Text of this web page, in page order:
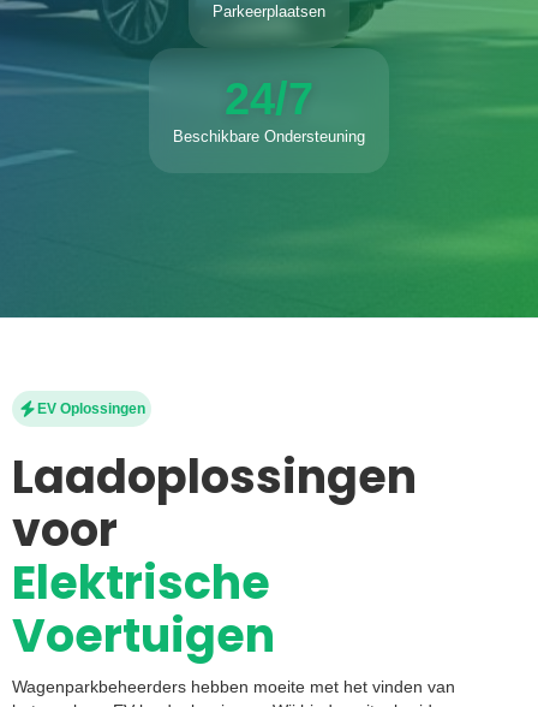
Parkeerplaatsen
24/7
Beschikbare Ondersteuning
EV Oplossingen
Laadoplossingen
voor
Elektrische
Voertuigen
Wagenparkbeheerders hebben moeite met het vinden van